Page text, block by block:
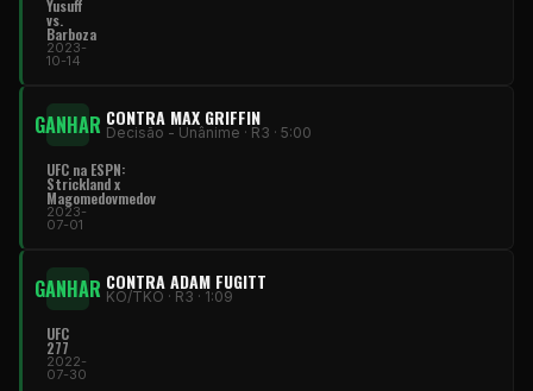
Yusuff
vs.
Barboza
2023-
10-14
GANHAR CONTRA MAX GRIFFIN
Decisão - Unânime · R3 · 5:00
UFC na ESPN:
Strickland x
Magomedovmedov
2023-
07-01
GANHAR CONTRA ADAM FUGITT
KO/TKO · R3 · 1:09
UFC
277
2022-
07-30